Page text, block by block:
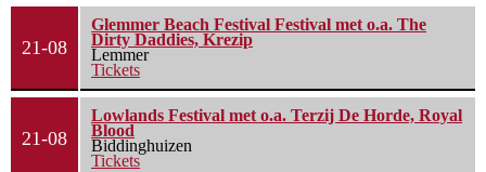
21-08
Glemmer Beach Festival Festival met o.a. The
Dirty Daddies, Krezip
Lemmer
Tickets
21-08
Lowlands Festival met o.a. Terzij De Horde, Royal
Blood
Biddinghuizen
Tickets